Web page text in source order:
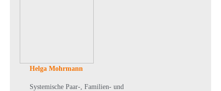
Helga Mohrmann
Systemische Paar-, Familien- und